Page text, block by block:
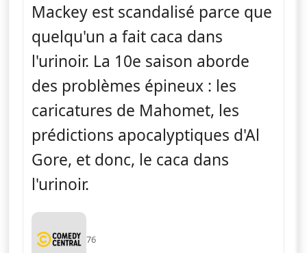
Mackey est scandalisé parce que
quelqu'un a fait caca dans
l'urinoir. La 10e saison aborde
des problèmes épineux : les
caricatures de Mahomet, les
prédictions apocalyptiques d'Al
Gore, et donc, le caca dans
l'urinoir.
76